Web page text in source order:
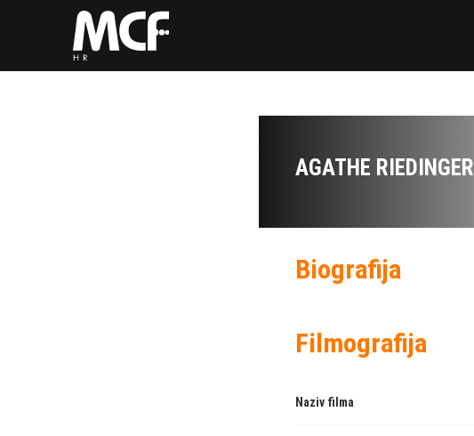
AGATHE RIEDINGER
Biografija
Filmografija
Naziv filma